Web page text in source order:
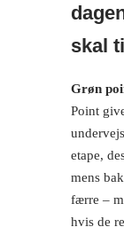
skal
Grøn
Point
etape,
mens
færre –
hvis de